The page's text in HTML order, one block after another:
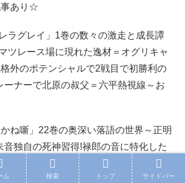
事あり☆
ラグレイ」1巻の数々の激走と成長譚
ツレース場に現れた逸材＝オグリキャ
外のポテンシャルで2戦目で初勝利の
ーナーで北原の叔父＝六平熱視線～お
ね噺」22巻の奥深い落語の世界～正明
音独自の死神習得!禄郎の音に特化した
爛華麗な海遊旅客興行＝一生會出航～
☆
ム 検索 トップ サイドバー